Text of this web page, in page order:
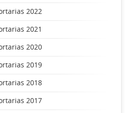
2022
2021
2020
2019
2018
2017